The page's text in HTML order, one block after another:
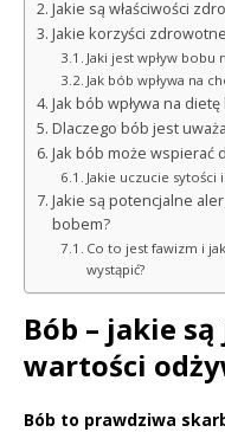
Jakie są właściwości
Jakie korzyści
Jaki jest wpływ bobu
Jak bób wpływa na
Jak bób wpływa na
Dlaczego bób jest
Jak bób może wspierać
Jakie uczucie sytości
Jakie są potencjalne
bobem?
Co to jest fawizm i
wystąpić?
Bób – jakie
wartości
Bób to prawdziwa